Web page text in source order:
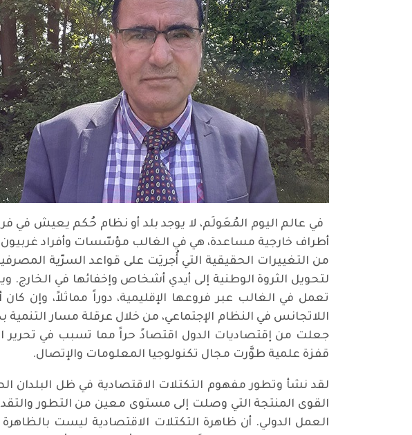
في عالم اليوم المُعَولَم، لا يوجد بلد أو نظام حُكم يعيش في
أطراف خارجية مساعدة، هي في الغالب مؤسّسات وأفراد
من التغييرات الحقيقية التي أُجريَت على قواعد السرّية
لتحويل الثروة الوطنية إلى أيدي أشخاص وإخفائها في الخارج.
تعمل في الغالب عبر فروعها الإقليمية، دوراً مماثلاً، وإن
اللاتجانس في النظام الإجتماعي، من خلال عرقلة مسار التنمية
جعلت من إقتصاديات الدول اقتصادً حراً مما تسبب في تحرير
قفزة علمية طوَّرت مجال تكنولوجيا المعلومات والإتصال.
لقد نشأ وتطور مفهوم التكتلات الاقتصادية في ظل البلدان
القوى المنتجة التي وصلت إلى مستوى معين من التطور
العمل الدولي. أن ظاهرة التكتلات الاقتصادية ليست